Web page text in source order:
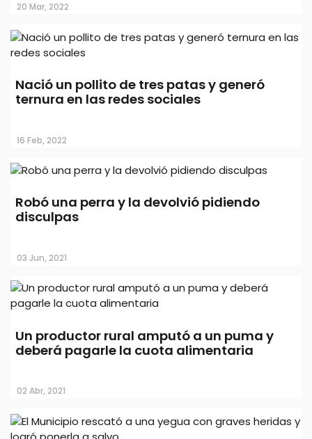
21 Jul, 2023
Día Mundial
20 Mar, 2022
Nació un pollito de tres patas y generó
ternura en las redes sociales
16 Feb, 2022
Robó una perra y la devolvió pidiendo
disculpas
03 Jun, 2021
Un productor rural amputó a un puma y
deberá pagarle la cuota alimentaria
02 Abr, 2021